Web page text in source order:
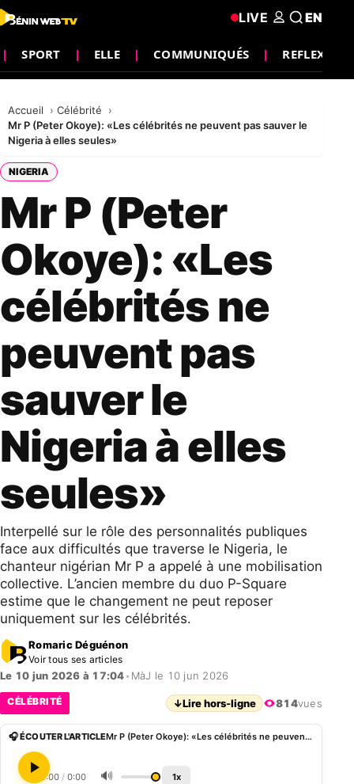
SPORT ELLE COMMUNIQUÉS REFLEXION
LIVE EN
Accueil
Célébrité
Mr P (Peter Okoye): «Les célébrités ne peuvent pas sauver le
Nigeria à elles seules»
NIGERIA
Mr P (Peter
Okoye): «Les
célébrités ne
peuvent pas
sauver le
Nigeria à elles
seules»
Interpellé sur le rôle des personnalités publiques
face aux difficultés que traverse le Nigeria, le
chanteur nigérian Mr P a appelé à une mobilisation
collective. L’ancien membre du duo P-Square
estime que le changement ne peut reposer
uniquement sur les célébrités.
Romaric Déguénon
Voir tous ses articles
Le 10 jun 2026 à 17:04• MàJ le 10 jun 2026
CÉLÉBRITÉ ↓Lire hors-ligne 814vues
🎧 ÉCOUTER L'ARTICLE Mr P (Peter Okoye): «Les célébrités ne peuvent pas sauver le Nigeria à elles seules»
0:00 / 0:00 🔊 1x